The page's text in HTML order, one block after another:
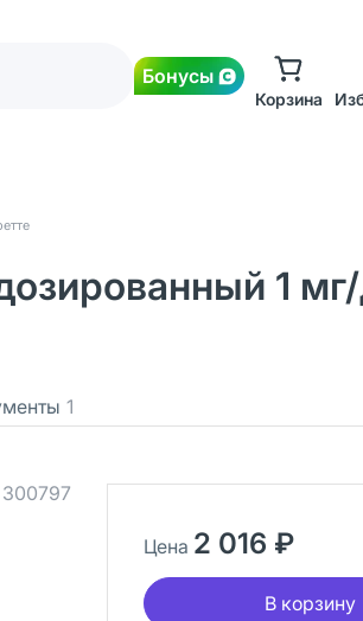
Бонусы
Корзина
1
1
300797
Цена 2 016 ₽
В корзину